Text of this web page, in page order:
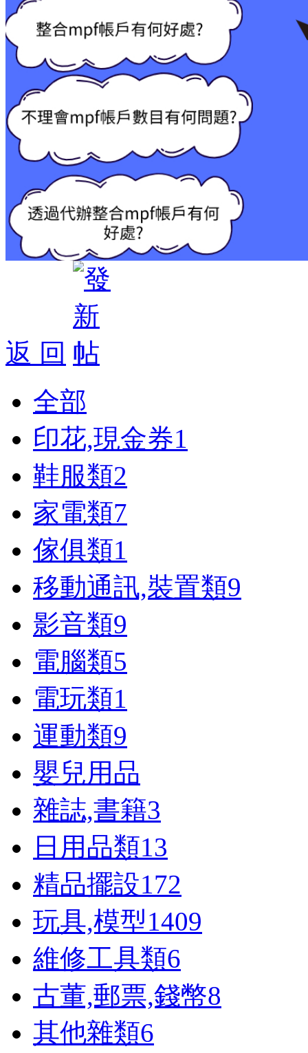
返 回
全部
印花,現金券1
鞋服類2
家電類7
傢俱類1
移動通訊,裝置類9
影音類9
電腦類5
電玩類1
運動類9
嬰兒用品
雜誌,書籍3
日用品類13
精品擺設172
玩具,模型1409
維修工具類6
古董,郵票,錢幣8
其他雜類6